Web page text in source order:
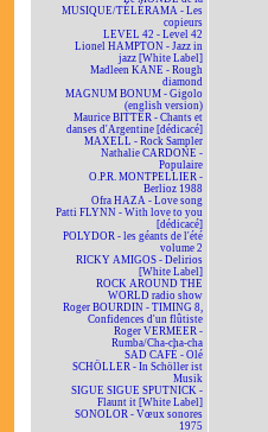
MUSIQUE/TÉLÉRAMA - Les
copieurs
LEVEL 42 - Level 42
Lionel HAMPTON - Jazz in
jazz [White Label]
Madleen KANE - Rough
diamond
MAGNUM BONUM - Gigolo
(english version)
Maurice BITTER - Chants et
danses d'Argentine [dédicacé]
MAXELL - Rock Sampler
Nathalie CARDONE -
Populaire
O.P.R. MONTPELLIER -
Berlioz 1988
Ofra HAZA - Love song
Patti FLYNN - With love to you
[dédicacé]
POLYDOR - les géants de l'été
volume 2
RICKY AMIGOS - Delirios
[White Label]
ROCK AROUND THE
WORLD radio show
Roger BOURDIN - TIMING 8,
Confidences d'un flûtiste
Roger VERMEER -
Rumba/Cha-cha-cha
SAD CAFÉ - Olé
SCHÖLLER - In Schöller ist
Musik
SIGUE SIGUE SPUTNICK -
Flaunt it [White Label]
SONOLOR - Vœux sonores
1975